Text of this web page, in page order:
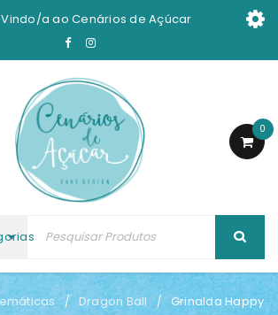
a ao Cenários de Açúcar
0
/ Dragon Ball /
Grinalda Happy